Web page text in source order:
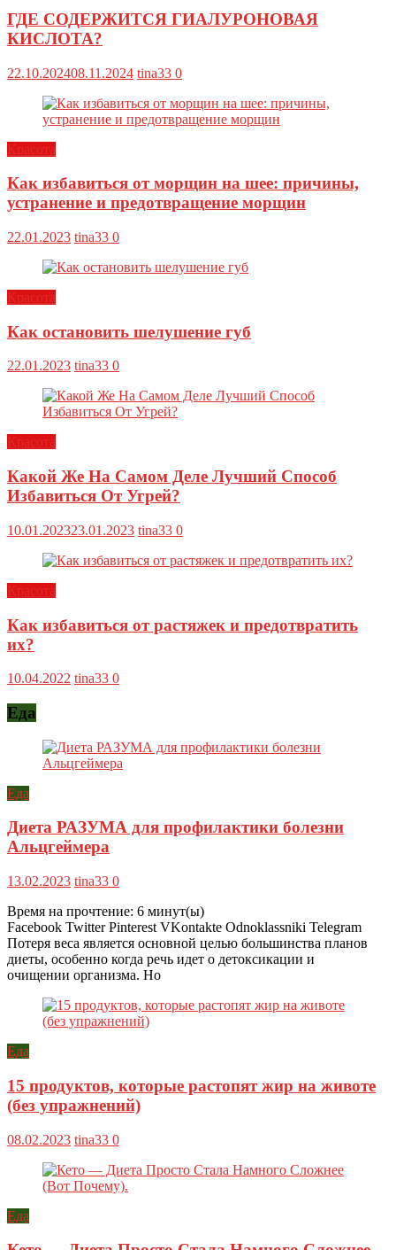
ГДЕ СОДЕРЖИТСЯ ГИАЛУРОНОВАЯ
КИСЛОТА?
22.10.202408.11.2024 tina33 0
Красота
Как избавиться от морщин на шее: причины,
устранение и предотвращение морщин
22.01.2023 tina33 0
Красота
Как остановить шелушение губ
22.01.2023 tina33 0
Красота
Какой Же На Самом Деле Лучший Способ
Избавиться От Угрей?
10.01.202323.01.2023 tina33 0
Красота
Как избавиться от растяжек и предотвратить
их?
10.04.2022 tina33 0
Еда
Еда
Диета РАЗУМА для профилактики болезни
Альцгеймера
13.02.2023 tina33 0
Время на прочтение: 6 минут(ы)
Facebook Twitter Pinterest VKontakte Odnoklassniki Telegram
Потеря веса является основной целью большинства планов
диеты, особенно когда речь идет о детоксикации и
очищении организма. Но
Еда
15 продуктов, которые растопят жир на животе
(без упражнений)
08.02.2023 tina33 0
Еда